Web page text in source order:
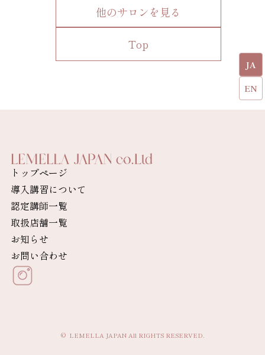
JA
EN
他のサロンを見る
Top
トップページ
導入講習について
認定講師一覧
取扱店舗一覧
お知らせ
お問い合わせ
© LEMELLA JAPAN All RIGHTS RESERVED.